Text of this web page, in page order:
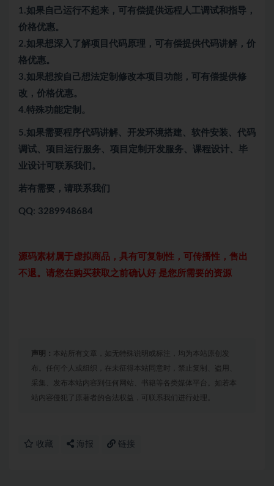
1.如果自己运行不起来，可有偿提供远程人工调试和指导，
价格优惠。
2.如果想深入了解项目代码原理，可有偿提供代码讲解，价
格优惠。
3.如果想按自己想法定制修改本项目功能，可有偿提供修
改，价格优惠。
4.特殊功能定制。
5.如果需要程序代码讲解、开发环境搭建、软件安装、代码
调试、项目运行服务、项目定制开发服务、课程设计、毕
业设计可联系我们。
若有需要，请联系我们
QQ: 3289948684
源码素材属于虚拟商品，具有可复制性，可传播性，售出
不退。请您在购买获取之前确认好 是您所需要的资源
声明： 本站所有文章，如无特殊说明或标注，均为本站原创发
布。任何个人或组织，在未征得本站同意时，禁止复制、盗用、
采集、发布本站内容到任何网站、书籍等各类媒体平台。如若本
站内容侵犯了原著者的合法权益，可联系我们进行处理。
收藏 海报 链接